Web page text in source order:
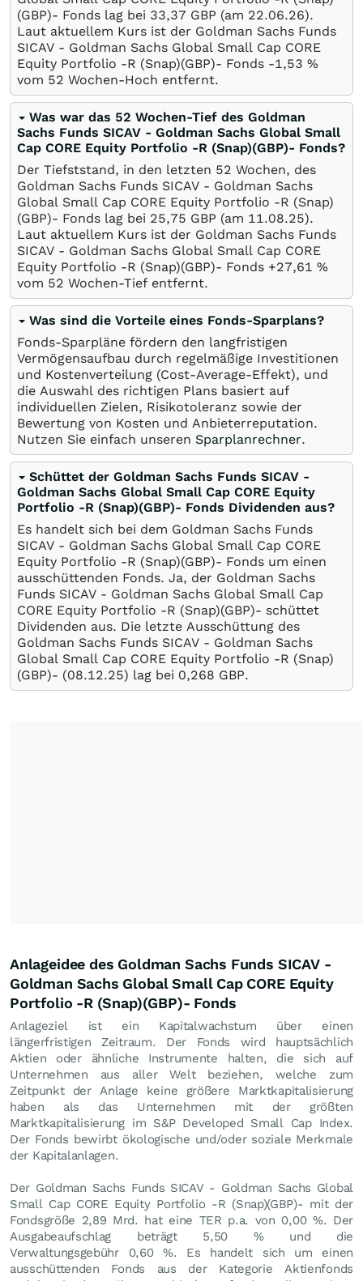
(GBP)- Fonds lag bei 33,37 GBP (am 22.06.26).
Laut aktuellem Kurs ist der Goldman Sachs Funds
SICAV - Goldman Sachs Global Small Cap CORE
Equity Portfolio -R (Snap)(GBP)- Fonds -1,53 %
vom 52 Wochen-Hoch entfernt.
Was war das 52 Wochen-Tief des Goldman
Sachs Funds SICAV - Goldman Sachs Global Small
Cap CORE Equity Portfolio -R (Snap)(GBP)- Fonds?
Der Tiefststand, in den letzten 52 Wochen, des
Goldman Sachs Funds SICAV - Goldman Sachs
Global Small Cap CORE Equity Portfolio -R (Snap)
(GBP)- Fonds lag bei 25,75 GBP (am 11.08.25).
Laut aktuellem Kurs ist der Goldman Sachs Funds
SICAV - Goldman Sachs Global Small Cap CORE
Equity Portfolio -R (Snap)(GBP)- Fonds +27,61 %
vom 52 Wochen-Tief entfernt.
Was sind die Vorteile eines Fonds-Sparplans?
Fonds-Sparpläne fördern den langfristigen
Vermögensaufbau durch regelmäßige Investitionen
und Kostenverteilung (Cost-Average-Effekt), und
die Auswahl des richtigen Plans basiert auf
individuellen Zielen, Risikotoleranz sowie der
Bewertung von Kosten und Anbieterreputation.
Nutzen Sie einfach unseren Sparplanrechner.
Schüttet der Goldman Sachs Funds SICAV -
Goldman Sachs Global Small Cap CORE Equity
Portfolio -R (Snap)(GBP)- Fonds Dividenden aus?
Es handelt sich bei dem Goldman Sachs Funds
SICAV - Goldman Sachs Global Small Cap CORE
Equity Portfolio -R (Snap)(GBP)- Fonds um einen
ausschüttenden Fonds. Ja, der Goldman Sachs
Funds SICAV - Goldman Sachs Global Small Cap
CORE Equity Portfolio -R (Snap)(GBP)- schüttet
Dividenden aus. Die letzte Ausschüttung des
Goldman Sachs Funds SICAV - Goldman Sachs
Global Small Cap CORE Equity Portfolio -R (Snap)
(GBP)- (08.12.25) lag bei 0,268 GBP.
Anlageidee des Goldman Sachs Funds SICAV -
Goldman Sachs Global Small Cap CORE Equity
Portfolio -R (Snap)(GBP)- Fonds
Anlageziel ist ein Kapitalwachstum über einen
längerfristigen Zeitraum. Der Fonds wird hauptsächlich
Aktien oder ähnliche Instrumente halten, die sich auf
Unternehmen aus aller Welt beziehen, welche zum
Zeitpunkt der Anlage keine größere Marktkapitalisierung
haben als das Unternehmen mit der größten
Marktkapitalisierung im S&P Developed Small Cap Index.
Der Fonds bewirbt ökologische und/oder soziale Merkmale
der Kapitalanlagen.
Der Goldman Sachs Funds SICAV - Goldman Sachs Global
Small Cap CORE Equity Portfolio -R (Snap)(GBP)- mit der
Fondsgröße 2,89 Mrd. hat eine TER p.a. von 0,00 %. Der
Ausgabeaufschlag beträgt 5,50 % und die
Verwaltungsgebühr 0,60 %. Es handelt sich um einen
ausschüttenden Fonds aus der Kategorie Aktienfonds